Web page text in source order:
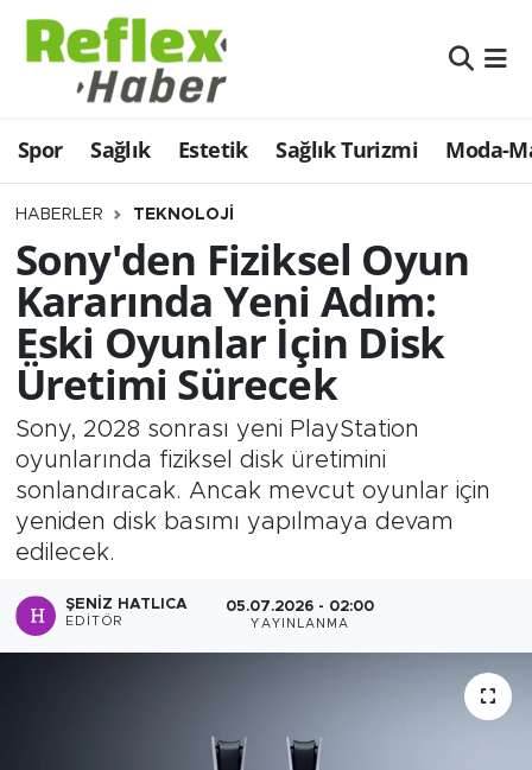
Spor Sağlık Estetik Sağlık Turizmi Moda-
HABERLER TEKNOLOJI
Sony'den Fiziksel Oyun
Kararında Yeni Adım:
Eski Oyunlar İçin Disk
Üretimi Sürecek
Sony, 2028 sonrası yeni PlayStation
oyunlarında fiziksel disk üretimini
sonlandıracak. Ancak mevcut oyunlar için
yeniden disk basımı yapılmaya devam
edilecek.
ŞENIZ HATLICA
EDITÖR
05.07.2026 - 02:00
YAYINLANMA
Eğitim
Estetik
Firmalardan
Güncel
İş ve Ekonomi
Moda-Magazin-Eğlence
Sağlık
Sağlık Turizmi
Nöbetçi Eczaneler
Hava Durumu
Namaz Vakitleri
Trafik Durumu
Şampiyonlar Ligi Puan Durumu ve Fikstür
Tüm Manşetler
Son Dakika Haberleri
Haber Arşivi